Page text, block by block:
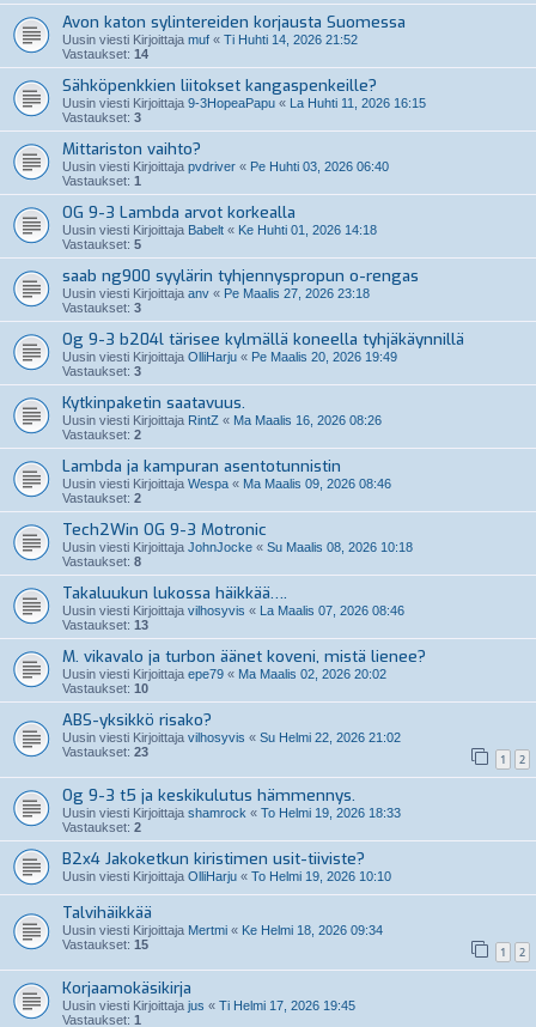
Avon katon sylintereiden korjausta Suomessa
Uusin viesti Kirjoittaja muf « Ti Huhti 14, 2026 21:52
Vastaukset: 14
Sähköpenkkien liitokset kangaspenkeille?
Uusin viesti Kirjoittaja 9-3HopeaPapu « La Huhti 11, 2026 16:15
Vastaukset: 3
Mittariston vaihto?
Uusin viesti Kirjoittaja pvdriver « Pe Huhti 03, 2026 06:40
Vastaukset: 1
OG 9-3 Lambda arvot korkealla
Uusin viesti Kirjoittaja Babelt « Ke Huhti 01, 2026 14:18
Vastaukset: 5
saab ng900 syylärin tyhjennyspropun o-rengas
Uusin viesti Kirjoittaja anv « Pe Maalis 27, 2026 23:18
Vastaukset: 3
Og 9-3 b204l tärisee kylmällä koneella tyhjäkäynnillä
Uusin viesti Kirjoittaja OlliHarju « Pe Maalis 20, 2026 19:49
Vastaukset: 3
Kytkinpaketin saatavuus.
Uusin viesti Kirjoittaja RintZ « Ma Maalis 16, 2026 08:26
Vastaukset: 2
Lambda ja kampuran asentotunnistin
Uusin viesti Kirjoittaja Wespa « Ma Maalis 09, 2026 08:46
Vastaukset: 2
Tech2Win OG 9-3 Motronic
Uusin viesti Kirjoittaja JohnJocke « Su Maalis 08, 2026 10:18
Vastaukset: 8
Takaluukun lukossa häikkää….
Uusin viesti Kirjoittaja vilhosyvis « La Maalis 07, 2026 08:46
Vastaukset: 13
M. vikavalo ja turbon äänet koveni, mistä lienee?
Uusin viesti Kirjoittaja epe79 « Ma Maalis 02, 2026 20:02
Vastaukset: 10
ABS-yksikkö risako?
Uusin viesti Kirjoittaja vilhosyvis « Su Helmi 22, 2026 21:02
Vastaukset: 23 1 2
Og 9-3 t5 ja keskikulutus hämmennys.
Uusin viesti Kirjoittaja shamrock « To Helmi 19, 2026 18:33
Vastaukset: 2
B2x4 Jakoketkun kiristimen usit-tiiviste?
Uusin viesti Kirjoittaja OlliHarju « To Helmi 19, 2026 10:10
Talvihäikkää
Uusin viesti Kirjoittaja Mertmi « Ke Helmi 18, 2026 09:34
Vastaukset: 15 1 2
Korjaamokäsikirja
Uusin viesti Kirjoittaja jus « Ti Helmi 17, 2026 19:45
Vastaukset: 1